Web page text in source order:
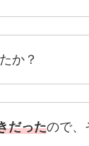
か？
だったので、